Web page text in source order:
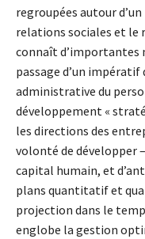
regroupées autour
relations sociales et le
connaît d’importantes
passage d’un impératif
administrative du
développement «
les directions des
volonté de développer
capital humain, et
plans quantitatif et
projection dans le
englobe la gestion